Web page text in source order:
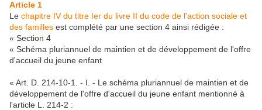
Article 1
Le chapitre IV du titre Ier du livre II du code de l'action sociale et
des familles est complété par une section 4 ainsi rédigée :
« Section 4
« Schéma pluriannuel de maintien et de développement de l'offre
d'accueil du jeune enfant
« Art. D. 214-10-1. - I. - Le schéma pluriannuel de maintien et de
développement de l'offre d'accueil du jeune enfant mentionné à
l'article L. 214-2 :